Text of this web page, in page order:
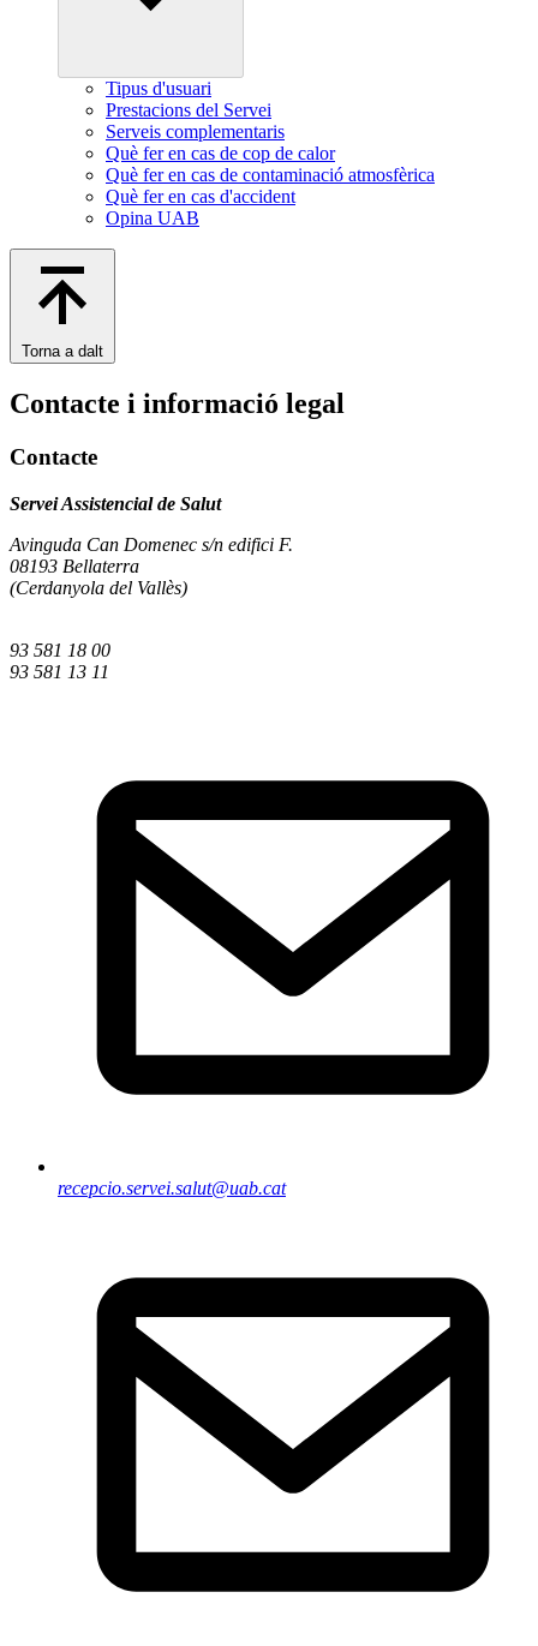
Tipus d'usuari
Prestacions del Servei
Serveis complementaris
Què fer en cas de cop de calor
Què fer en cas de contaminació atmosfèrica
Què fer en cas d'accident
Opina UAB
Torna a dalt
Contacte i informació legal
Contacte
Servei Assistencial de Salut
Avinguda Can Domenec s/n edifici F.
08193 Bellaterra
(Cerdanyola del Vallès)
93 581 18 00
93 581 13 11
recepcio.servei.salut@uab.cat